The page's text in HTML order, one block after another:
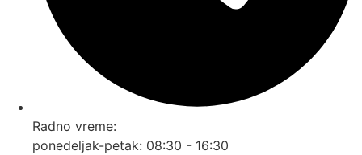
Radno vreme:
ponedeljak-petak: 08:30 - 16:30